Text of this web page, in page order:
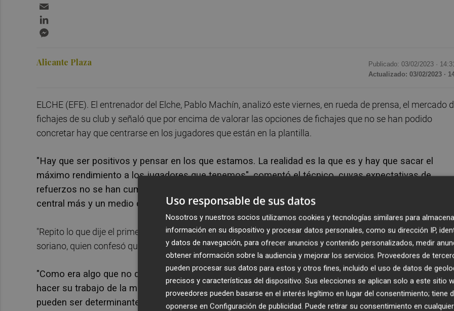
Alicante Plaza Publicado: 03/02/2023 ·
Actualizado: 03/02/2023 ·
ELCHE (EFE). El entrenador del Elche, Pablo Machín, analizó este viernes, en rueda de prensa, el mercado
fichajes de su club y señaló que por encima de valorar las opciones de fichajes que no se han podido
concretar hay que centrarse en los jugadores que están en la plantilla.
"Hay que ser positivos y pensar en los que estamos. La realidad es la que es y hay que sacar el
máximo rendimiento a los jugadores que tenemos", comentó el técnico, cuyas expectativas de
refuerzos no se han cumplido en el mercado de invierno, ya que reclamó desde hace tiempo un
central más y un medio centro defensivo.
"Repito lo que dije el primer día: creo que tenemos más nivel que los puntos que hemos obtenido",
soriano, quien confesó que vivió el último día de mercado con "incertidumbre".
"Como era algo que no dependía de uno, es mejor confiar en los profesionales. Cada uno ha
hacer su trabajo de la mejor manera. Cuando se dejan las cosas para el último momento esos flecos
pueden ser determinantes", apuntó el preparador.
Uso responsable de sus datos
Nosotros y nuestros socios utilizamos cookies y tecnologías similares para
información en su dispositivo y procesar datos personales, como su dirección IP,
y datos de navegación, para ofrecer anuncios y contenido personalizados, medir
obtener información sobre la audiencia y mejorar los servicios. Proveedores de
pueden procesar sus datos para estos y otros fines, incluido el uso de datos de
precisos y características del dispositivo. Sus elecciones se aplican solo a este sitio
proveedores pueden basarse en el interés legítimo en lugar del consentimiento; tiene
oponerse en Configuración de publicidad. Puede retirar su consentimiento en